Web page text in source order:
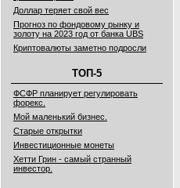
Доллар теряет свой вес
Прогноз по фондовому рынку и
золоту на 2023 год от банка UBS
Криптовалюты заметно подросли
ТОП-5
ФСФР планирует регулировать
форекс.
Мой маленький бизнес.
Старые открытки
Инвестиционные монеты
Хетти Грин - самый странный
инвестор.